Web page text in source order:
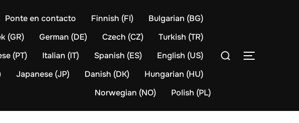
Ponte en contacto Finnish (FI)
Bulgarian (BG)
(GR) German (DE) Czech (CZ)
Turkish (TR)
(PT) Italian (IT) Spanish (ES)
English (US)
Japanese (JP) Danish (DK)
Hungarian (HU)
Norwegian (NO)
Polish (PL)
Search
TOGGLE